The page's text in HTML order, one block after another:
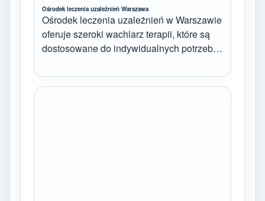
Ośrodek leczenia uzależnień Warszawa
Ośrodek leczenia uzależnień w Warszawie
oferuje szeroki wachlarz terapii, które są
dostosowane do indywidualnych potrzeb…